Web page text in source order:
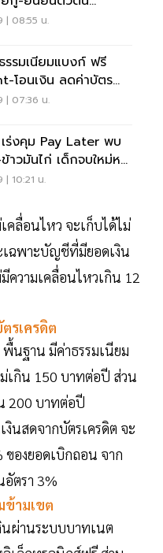
| 08:55 น.
รรมเนียมแบงก์ ฟรี
โอนเงิน ลดค่าบัตร
.ค.69
| 07:36 น.
ร่งคุม Pay Later พบ
าวมันไก่ เด็กจบใหม่หนี้
| 10:21 น.
ลื่อนไหว จะเก็บได้ไม่
ฉพาะบัญชีที่มียอดเงิน
ความเคลื่อนไหวเกิน 12
รเครดิต
นฐาน มีค่าธรรมเนียม
เกิน 150 บาทต่อปี ส่วน
200 บาทต่อปี
งินสดจากบัตรเครดิต จะ
องยอดเบิกถอน จาก
ตรา 3%
ข้ามเขต
ผ่านระบบบาทเนต